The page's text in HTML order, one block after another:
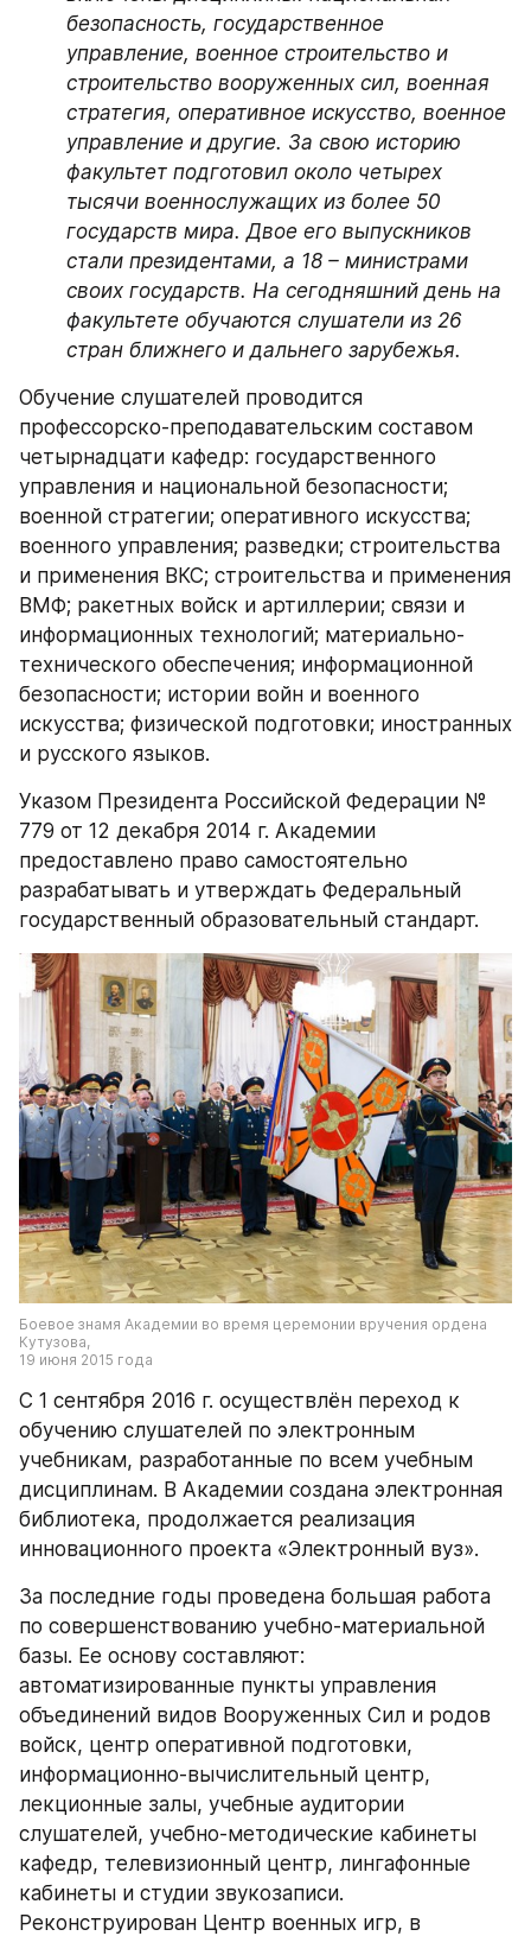
безопасность, государственное
управление, военное строительство и
строительство вооруженных сил, военная
стратегия, оперативное искусство, военное
управление и другие. За свою историю
факультет подготовил около четырех
тысячи военнослужащих из более 50
государств мира. Двое его выпускников
стали президентами, а 18 – министрами
своих государств. На сегодняшний день на
факультете обучаются слушатели из 26
стран ближнего и дальнего зарубежья.
Обучение слушателей проводится
профессорско-преподавательским составом
четырнадцати кафедр: государственного
управления и национальной безопасности;
военной стратегии; оперативного искусства;
военного управления; разведки; строительства
и применения ВКС; строительства и применения
ВМФ; ракетных войск и артиллерии; связи и
информационных технологий; материально-
технического обеспечения; информационной
безопасности; истории войн и военного
искусства; физической подготовки; иностранных
и русского языков.
Указом Президента Российской Федерации №
779 от 12 декабря 2014 г. Академии
предоставлено право самостоятельно
разрабатывать и утверждать Федеральный
государственный образовательный стандарт.
Боевое знамя Академии во время церемонии вручения ордена
Кутузова,
19 июня 2015 года
С 1 сентября 2016 г. осуществлён переход к
обучению слушателей по электронным
учебникам, разработанные по всем учебным
дисциплинам. В Академии создана электронная
библиотека, продолжается реализация
инновационного проекта «Электронный вуз».
За последние годы проведена большая работа
по совершенствованию учебно-материальной
базы. Ее основу составляют:
автоматизированные пункты управления
объединений видов Вооруженных Сил и родов
войск, центр оперативной подготовки,
информационно-вычислительный центр,
лекционные залы, учебные аудитории
слушателей, учебно-методические кабинеты
кафедр, телевизионный центр, лингафонные
кабинеты и студии звукозаписи.
Реконструирован Центр военных игр, в